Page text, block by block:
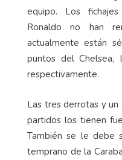
equipo. Los
Ronaldo no han
actualmente están
puntos del Chelsea,
respectivamente.
Las tres derrotas y
partidos los tienen
También se le debe
temprano de la